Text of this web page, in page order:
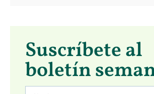
Suscríbete al
boletín